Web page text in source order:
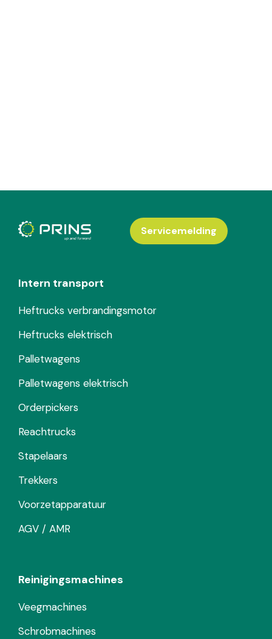
Intern transport
Heftrucks verbrandingsmotor
Heftrucks elektrisch
Palletwagens
Palletwagens elektrisch
Orderpickers
Reachtrucks
Stapelaars
Trekkers
Voorzetapparatuur
AGV / AMR
Reinigingsmachines
Veegmachines
Schrobmachines
Servicemelding